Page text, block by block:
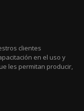
clientes
en el uso y
les permitan producir,